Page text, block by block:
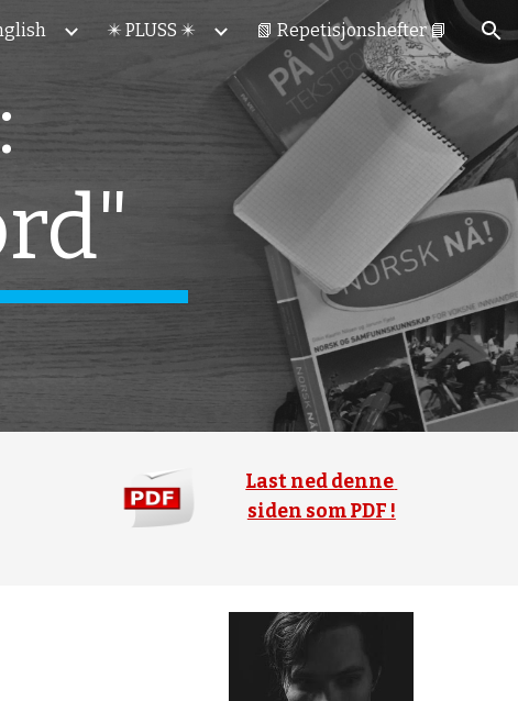
✴️ PLUSS ✴️ 📗 Repetisjonshefter 📘
Last ned denne
siden som PDF !